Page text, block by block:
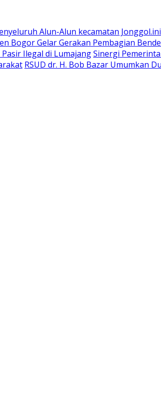
Alun-Alun kecamatan
Bogor Gelar Gerakan Pembagian
Ilegal di LumajangSinergi
RSUD dr. H. Bob Bazar Umumkan